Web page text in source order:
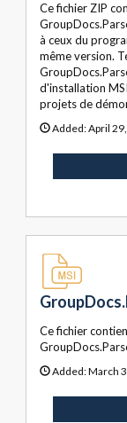
Ce fichier ZIP
à ceux du
même version.
d'installation
projets de
Added:April
Ce fichier
Added:March